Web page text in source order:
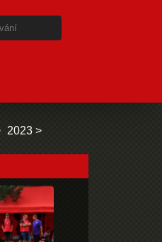
2023